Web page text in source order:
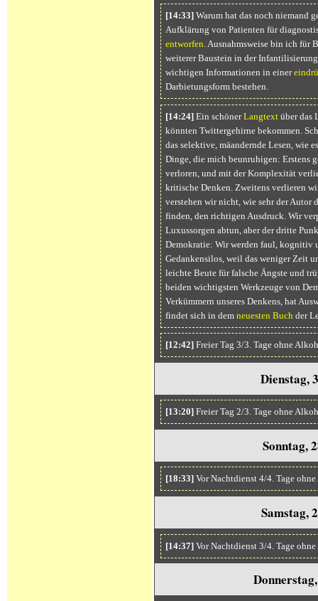
[14:33]Warum hat das noch niemand
Aufklärung von Patienten für
entworfen. Ausnahmsweise bin ich für
weiterer Baustein in der
wichtigen Informationen in einer
Darbietungsform bestehen.
[14:24]Ein schönerLangtextüber das
könnten Twittergehirne bekommen.
das selektive, mäandernde Lesen, wie
Dinge, die mich beunruhigen: Erstens
verloren, und mit der Komplexität
kritische Denken. Zweitens verlieren
verstehen wir nicht, wie sehr der Autor
finden, den richtigen Ausdruck. Wir
Luxussorgen abtun, aber der dritte
Demokratie: Wir werden faul, kognitiv
Gedankensilos, weil das weniger Zeit
leichte Beute für falsche Ängste und
beiden wichtigsten Werkzeuge von
Verkümmern unseres Denkens, hat
findet sich in dem neuesten Buch der
[12:42]Freier Tag 3/3. Tage ohne
Dienstag,
[13:20]Freier Tag 2/3. Tage ohne
Sonntag,
[18:33]Vor Nachtdienst 4/4. Tage
Samstag,
[14:37]Vor Nachtdienst 3/4. Tage